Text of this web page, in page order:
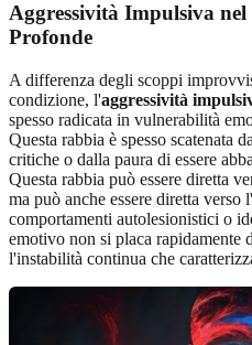
Aggressività Impulsiva
Profonde
A differenza degli scoppi
condizione, l'aggressività
spesso radicata in vulnerabilità
Questa rabbia è spesso scatenata
critiche o dalla paura di essere
Questa rabbia può essere diretta
ma può anche essere diretta verso
comportamenti autolesionistici o
emotivo non si placa rapidamente
l'instabilità continua che